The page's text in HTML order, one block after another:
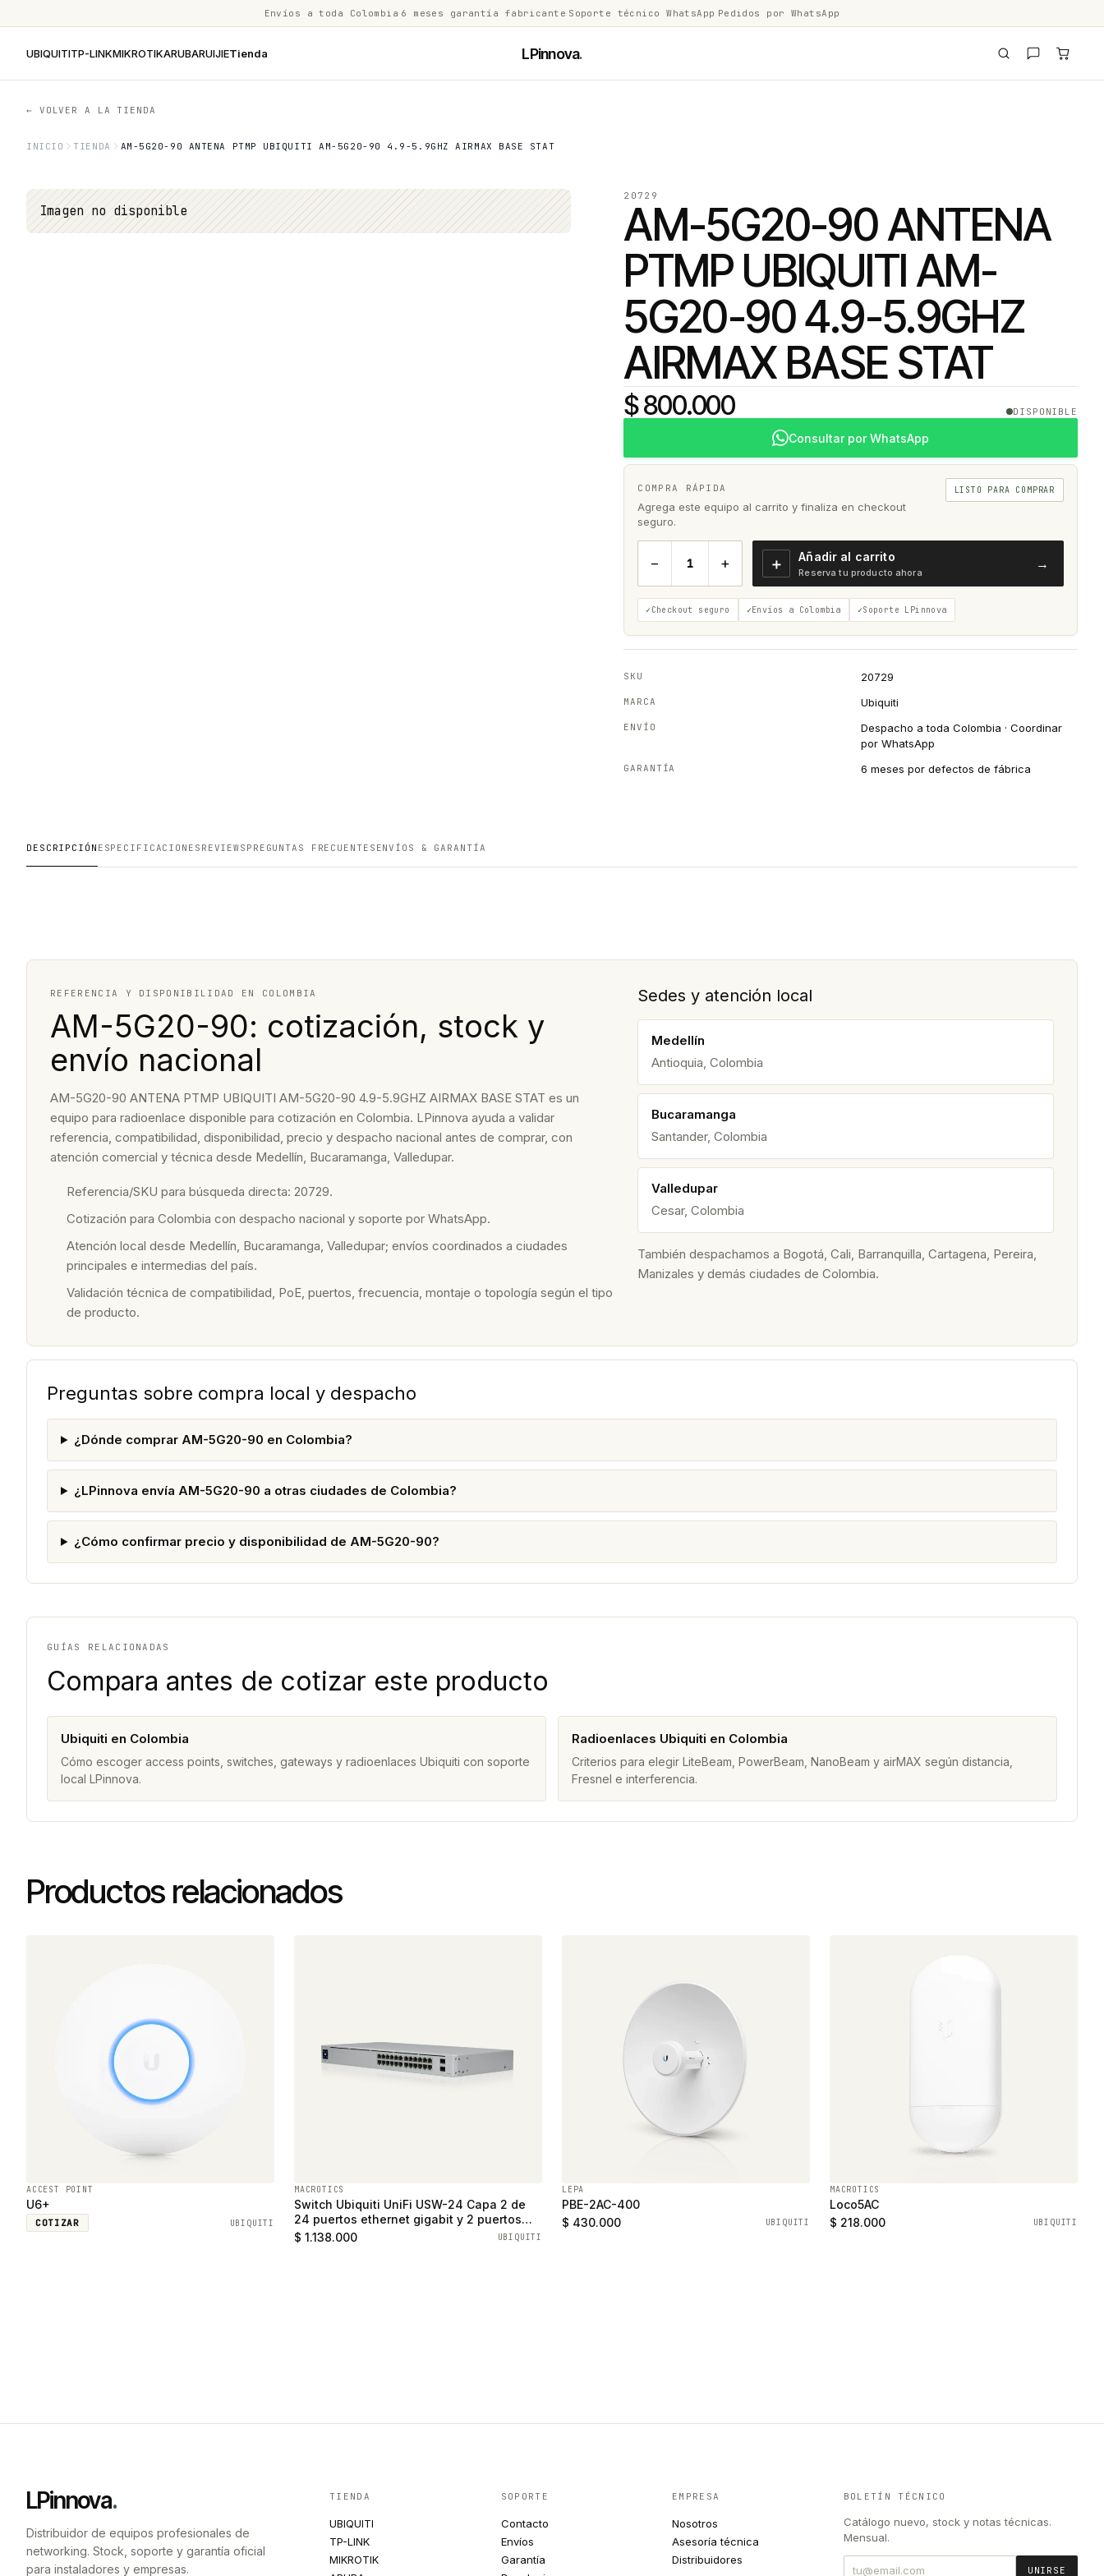
Envíos a toda Colombia 6 meses garantía fabricante Soporte técnico WhatsApp Pedidos por WhatsApp
UBIQUITITP-LINKMIKROTIKARUBARUIJIETienda LPinnova.
← VOLVER A LA TIENDA
INICIO TIENDA AM-5G20-90 ANTENA PTMP UBIQUITI AM-5G20-90 4.9-5.9GHZ AIRMAX BASE STAT
Imagen no disponible
20729
AM-5G20-90 ANTENA
PTMP UBIQUITI AM-
5G20-90 4.9-5.9GHZ
AIRMAX BASE STAT
$ 800.000 DISPONIBLE
Consultar por WhatsApp
COMPRA RÁPIDA
Agrega este equipo al carrito y finaliza en checkout
seguro.
LISTO PARA COMPRAR
− + ＋ Añadir al carrito
Reserva tu producto ahora
→
Checkout seguro Envíos a Colombia Soporte LPinnova
SKU 20729
MARCA Ubiquiti
ENVÍO
Despacho a toda Colombia · Coordinar
por WhatsApp
GARANTÍA 6 meses por defectos de fábrica
DESCRIPCIÓN ESPECIFICACIONES REVIEWS PREGUNTAS FRECUENTES ENVÍOS & GARANTÍA
REFERENCIA Y DISPONIBILIDAD EN COLOMBIA
AM-5G20-90: cotización, stock y
envío nacional
AM-5G20-90 ANTENA PTMP UBIQUITI AM-5G20-90 4.9-5.9GHZ AIRMAX BASE STAT es un
equipo para radioenlace disponible para cotización en Colombia. LPinnova ayuda a validar
referencia, compatibilidad, disponibilidad, precio y despacho nacional antes de comprar, con
atención comercial y técnica desde Medellín, Bucaramanga, Valledupar.
Referencia/SKU para búsqueda directa: 20729.
Cotización para Colombia con despacho nacional y soporte por WhatsApp.
Atención local desde Medellín, Bucaramanga, Valledupar; envíos coordinados a ciudades
principales e intermedias del país.
Validación técnica de compatibilidad, PoE, puertos, frecuencia, montaje o topología según el tipo
de producto.
Sedes y atención local
Medellín
Antioquia, Colombia
Bucaramanga
Santander, Colombia
Valledupar
Cesar, Colombia
También despachamos a Bogotá, Cali, Barranquilla, Cartagena, Pereira,
Manizales y demás ciudades de Colombia.
Preguntas sobre compra local y despacho
¿Dónde comprar AM-5G20-90 en Colombia?
¿LPinnova envía AM-5G20-90 a otras ciudades de Colombia?
¿Cómo confirmar precio y disponibilidad de AM-5G20-90?
GUÍAS RELACIONADAS
Compara antes de cotizar este producto
Ubiquiti en Colombia
Cómo escoger access points, switches, gateways y radioenlaces Ubiquiti con soporte
local LPinnova.
Radioenlaces Ubiquiti en Colombia
Criterios para elegir LiteBeam, PowerBeam, NanoBeam y airMAX según distancia,
Fresnel e interferencia.
Productos relacionados
ACCEST POINT
U6+
COTIZAR UBIQUITI
MACROTICS
Switch Ubiquiti UniFi USW-24 Capa 2 de
24 puertos ethernet gigabit y 2 puertos
SFP
$ 1.138.000 UBIQUITI
LEPA
PBE-2AC-400
$ 430.000
UBIQUITI
MACROTICS
Loco5AC
$ 218.000
UBIQUITI
LPinnova.
Distribuidor de equipos profesionales de
networking. Stock, soporte y garantía oficial
para instaladores y empresas.
TIENDA
UBIQUITI
TP-LINK
MIKROTIK
SOPORTE
Contacto
Envíos
Garantía
EMPRESA
Nosotros
Asesoría técnica
Distribuidores
BOLETÍN TÉCNICO
Catálogo nuevo, stock y notas técnicas.
Mensual.
UNIRSE